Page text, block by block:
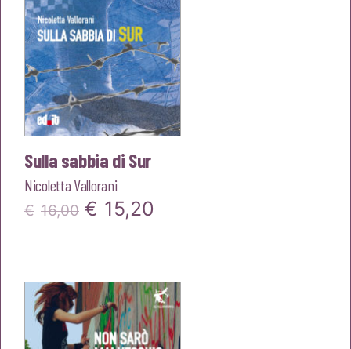
Sulla sabbia di Sur
Nicoletta Vallorani
€ 16,00 Il
era:
€16,00.
€ 15,20
è:
€15,20.